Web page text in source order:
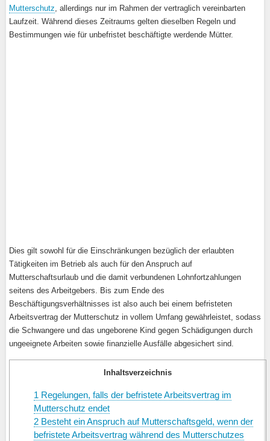
Mutterschutz, allerdings nur im Rahmen der vertraglich vereinbarten
Laufzeit. Während dieses Zeitraums gelten dieselben Regeln und
Bestimmungen wie für unbefristet beschäftigte werdende Mütter.
Dies gilt sowohl für die Einschränkungen bezüglich der erlaubten
Tätigkeiten im Betrieb als auch für den Anspruch auf
Mutterschaftsurlaub und die damit verbundenen Lohnfortzahlungen
seitens des Arbeitgebers. Bis zum Ende des
Beschäftigungsverhältnisses ist also auch bei einem befristeten
Arbeitsvertrag der Mutterschutz in vollem Umfang gewährleistet, sodass
die Schwangere und das ungeborene Kind gegen Schädigungen durch
ungeeignete Arbeiten sowie finanzielle Ausfälle abgesichert sind.
Inhaltsverzeichnis
1 Regelungen, falls der befristete Arbeitsvertrag im
Mutterschutz endet
2 Besteht ein Anspruch auf Mutterschaftsgeld, wenn der
befristete Arbeitsvertrag während des Mutterschutzes